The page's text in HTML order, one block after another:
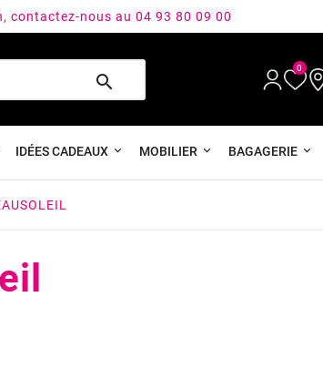
contactez-nous au 04 93 80 09 00

0
IDÉES CADEAUX MOBILIER BAGAGERIE